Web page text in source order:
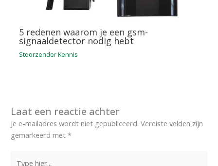
5 redenen waarom je een gsm-
signaaldetector nodig hebt
Stoorzender Kennis
Laat een reactie achter
Je e-mailadres wordt niet gepubliceerd. Vereiste velden zijn
gemarkeerd met*